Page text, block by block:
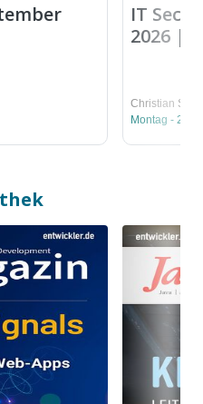
IT
2026 |
Christian
Montag - 21.